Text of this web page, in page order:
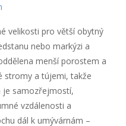
velikosti pro větší obytný
nebo markýzi a
menší porostem a
stromy a tújemi, takže
je samozřejmostí,
vzdálenosti a
dál k umývárnám –